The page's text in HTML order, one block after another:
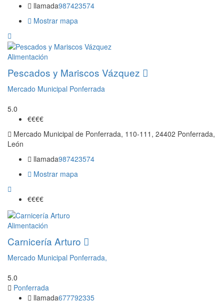
llamada987423574
Mostrar mapa
Alimentación
Pescados y Mariscos Vázquez
Mercado Municipal Ponferrada
5.0
€€€€
Mercado Municipal de Ponferrada, 110-111, 24402 Ponferrada,
León
llamada987423574
Mostrar mapa
€€€€
Alimentación
Carnicería Arturo
Mercado Municipal Ponferrada,
5.0
Ponferrada
llamada677792335